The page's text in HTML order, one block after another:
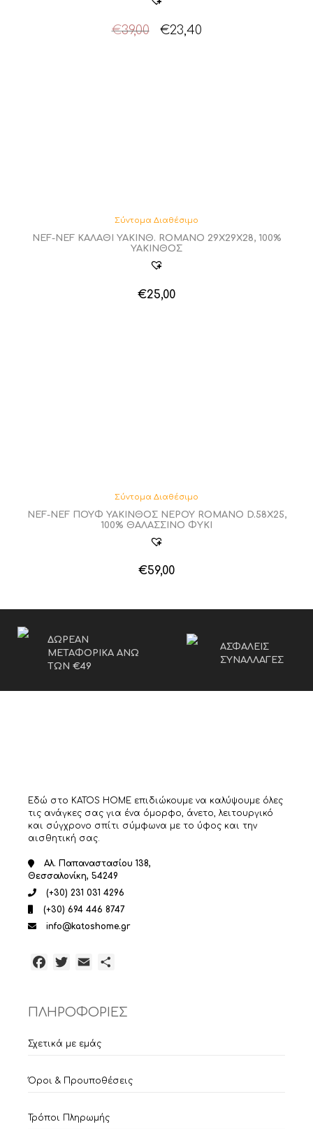
€39,00
Original
€23,40Η
Σύντομα Διαθέσιμο
NEF-NEF ΚΑΛΑΘΙ ΥΑΚΙΝΘ. ROMANO 29X29X28, 100%
ΥΑΚΙΝΘΟΣ
€25,00
Σύντομα Διαθέσιμο
NEF-NEF ΠΟΥΦ ΥΑΚΙΝΘΟΣ ΝΕΡΟΥ ROMANO D.58X25,
100% ΘΑΛΑΣΣΙΝΟ ΦΥΚΙ
€59,00
ΔΩΡΕΑΝ
ΜΕΤΑΦΟΡΙΚΑ ΑΝΩ
ΤΩΝ €49
ΑΣΦΑΛΕΙΣ
ΣΥΝΑΛΛΑΓΕΣ
Εδώ στο KATOS HOME επιδιώκουμε να καλύψουμε όλες
τις ανάγκες σας για ένα όμορφο, άνετο, λειτουργικό
και σύγχρονο σπίτι σύμφωνα με το ύφος και την
αισθητική σας.
Αλ. Παπαναστασίου 138,
Θεσσαλονίκη, 54249
(+30) 231 031 4296
(+30) 694 446 8747
info@katoshome.gr
Facebook
TwitterEmail
ΠΛΗΡΟΦΟΡΙΕΣ
Σχετικά με εμάς
Όροι & Προυποθέσεις
Τρόποι Πληρωμής